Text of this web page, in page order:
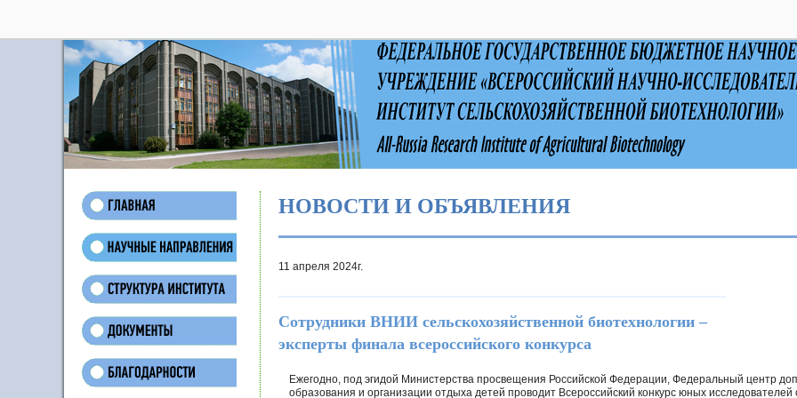
НОВОСТИ И ОБЪЯВЛЕНИЯ
11 апреля 2024г.
Сотрудники ВНИИ сельскохозяйственной биотехнологии –
эксперты финала всероссийского конкурса
Ежегодно, под эгидой Министерства просвещения Российской Федерации, Федеральный центр
образования и организации отдыха детей проводит Всероссийский конкурс юных